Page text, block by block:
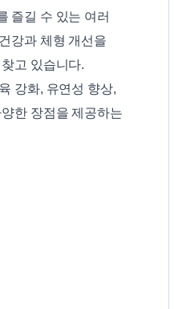
즐길 수 있는 여러
강과 체형 개선을
고 있습니다.
강화, 유연성 향상,
한 장점을 제공하는